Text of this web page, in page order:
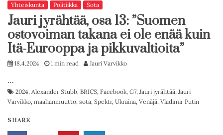
Yhteiskunta Politiikka Sota
Jauri jyrähtää, osa 13: ”Suomen
ostovoiman takana ei ole enää kuin
Itä-Eurooppa ja pikkuvaltioita”
18.4.2024 1 min read Jauri Varvikko
…
2024, Alexander Stubb, BRICS, Facebook, G7, Jauri jyrähtää, Jauri
Varvikko, maahanmuutto, sota, Spektr, Ukraina, Venäjä, Vladimir Putin
SHARE